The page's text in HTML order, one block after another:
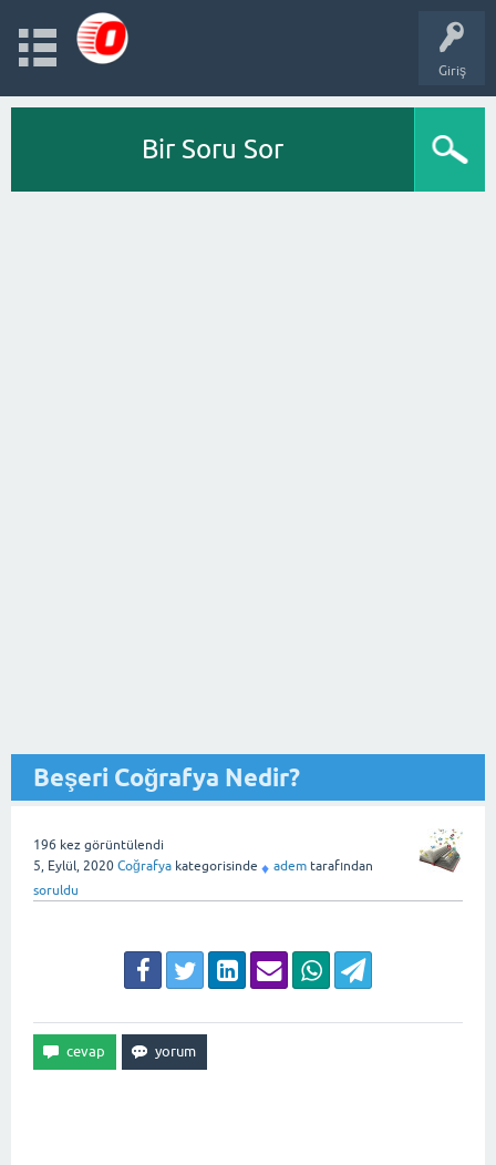
Giriş
Bir Soru Sor
Beşeri Coğrafya Nedir?
196 kez görüntülendi
5, Eylül, 2020 Coğrafya kategorisinde ♦ adem tarafından
soruldu